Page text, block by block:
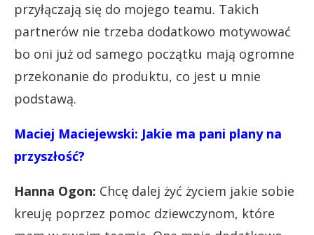
przyłączają się do mojego teamu. Takich
partnerów nie trzeba dodatkowo motywować
bo oni już od samego początku mają ogromne
przekonanie do produktu, co jest u mnie
podstawą.
Maciej Maciejewski: Jakie ma pani plany na
przyszłość?
Hanna Ogon: Chcę dalej żyć życiem jakie sobie
kreuję poprzez pomoc dziewczynom, które